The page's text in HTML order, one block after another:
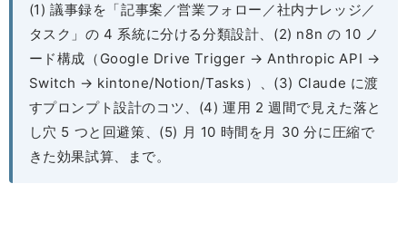
(1) 議事録を「記事案／営業フォロー／社内ナレッジ／
タスク」の 4 系統に分ける分類設計、(2) n8n の 10 ノ
ード構成（Google Drive Trigger → Anthropic API →
Switch → kintone/Notion/Tasks）、(3) Claude に渡
すプロンプト設計のコツ、(4) 運用 2 週間で見えた落と
し穴 5 つと回避策、(5) 月 10 時間を月 30 分に圧縮で
きた効果試算、まで。